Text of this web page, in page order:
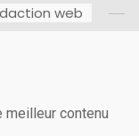
web
meilleur contenu